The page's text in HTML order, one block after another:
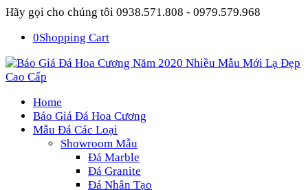
Hãy gọi cho chúng tôi 0938.571.808 - 0979.579.968
0Shopping Cart
Home
Báo Giá Đá Hoa Cương
Mẫu Đá Các Loại
Showroom Mẫu
Đá Marble
Đá Granite
Đá Nhân Tạo